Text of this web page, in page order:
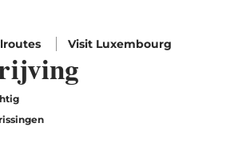
Visit Luxembourg